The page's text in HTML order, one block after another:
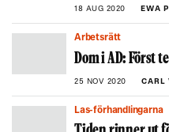
18 AUG 2020 EWA
Arbetsrätt
Dom i AD: Först
25 NOV 2020 CARL
Las-förhandlingarna